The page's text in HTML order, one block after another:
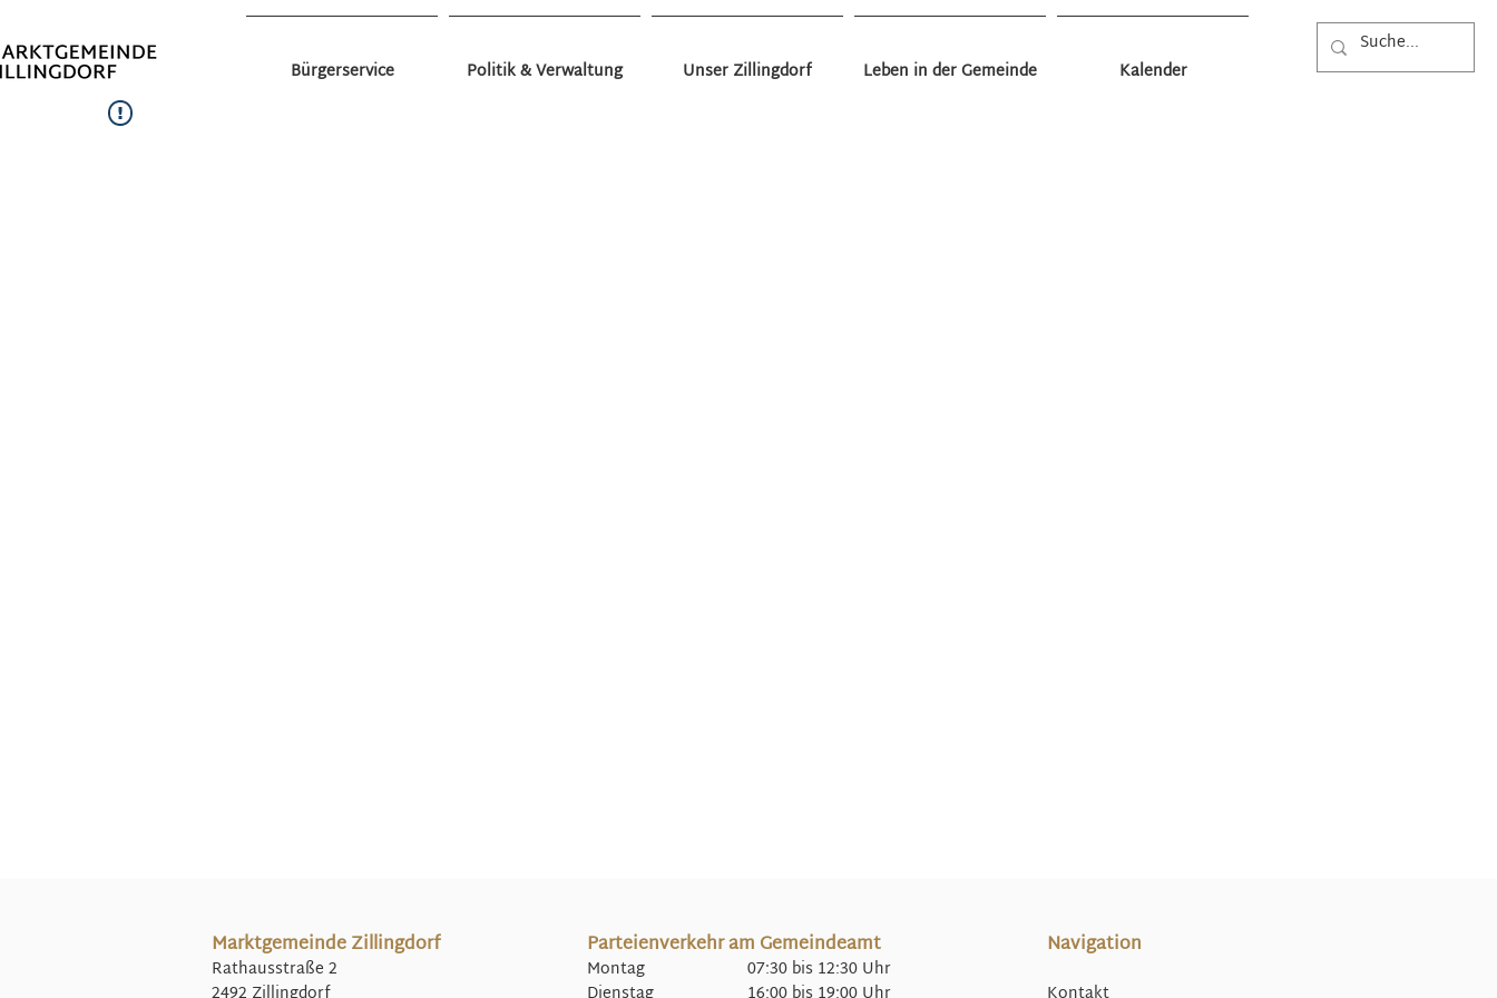
Bürgerservice Politik & Verwaltung Unser Zillingdorf Leben in der Gemeinde Kalender
Marktgemeinde Zillingdorf
Rathausstraße 2
Parteienverkehr am Gemeindeamt
Montag 07:30 bis 12:30 Uhr
Navigation